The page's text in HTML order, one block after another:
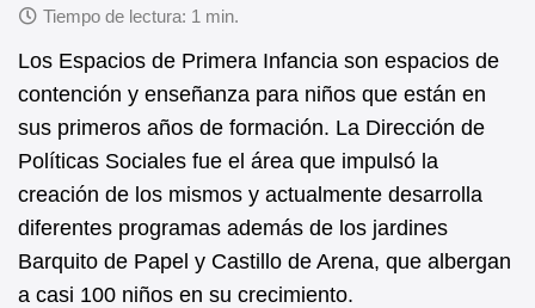
c
e
b
o
o
k
at
s
A
p
p
Los Espacios de Primera Infancia son espacios de
contención y enseñanza para niños que están en
sus primeros años de formación. La Dirección de
Políticas Sociales fue el área que impulsó la
creación de los mismos y actualmente desarrolla
diferentes programas además de los jardines
Barquito de Papel y Castillo de Arena, que albergan
a casi 100 niños en su crecimiento.